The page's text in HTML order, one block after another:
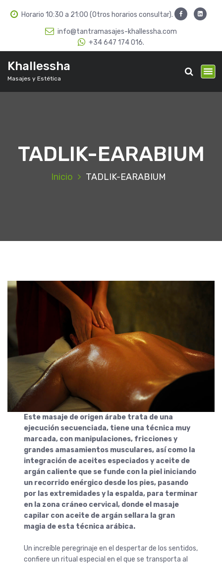
c
Horario 10:30 a 21:00 (Otros horarios consultar).
info@tantramasajes-khallessha.com
+34 647 174 016.
Khallessha
Masajes y Estética
TADLIK-EARABIUM
Inicio TADLIK-EARABIUM
Este masaje de origen árabe trata de una
ejecución secuenciada, tiene una técnica muy
marcada, con manipulaciones, fricciones y
grandes amasamientos musculares, así como la
integración de aceites especiados y aceite de
argán caliente que se funde con la piel iniciando
un recorrido enérgico desde los pies, pasando
por las extremidades y la espalda, para terminar
en la zona cráneo cervical, donde el masaje
capilar con aceite de argán sellara la gran
magia de esta técnica arábica.
Un increíble peregrinaje en el despertar de los sentidos,
confiere un ritual especial en el que se transporta al